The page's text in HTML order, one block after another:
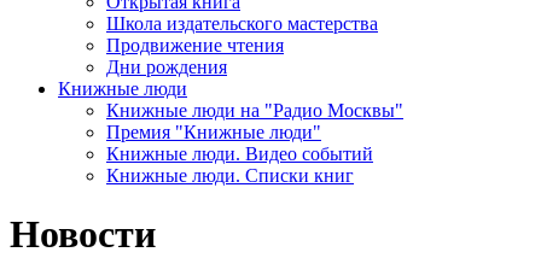
Школа издательского мастерства
Продвижение чтения
Дни рождения
Книжные люди
Книжные люди на "Радио Москвы"
Премия "Книжные люди"
Книжные люди. Видео событий
Книжные люди. Списки книг
Новости